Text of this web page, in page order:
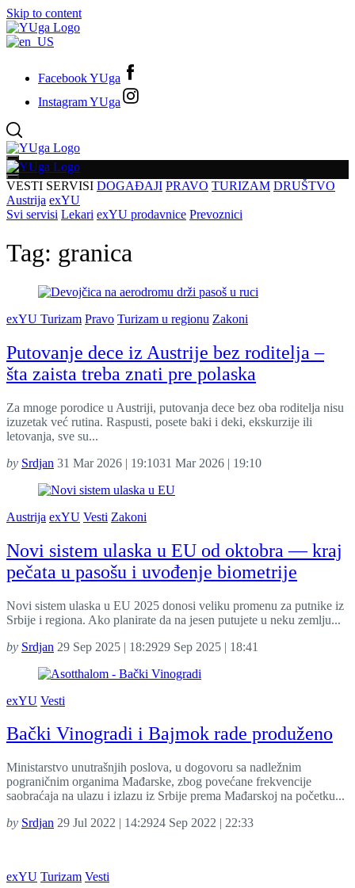
Skip to content
Facebook YUga
Instagram YUga
VESTI SERVISI DOGAĐAJI PRAVO TURIZAM DRUŠTVO
Austrija exYU
Svi servisi Lekari exYU prodavnice Prevoznici
Tag: granica
exYU Turizam Pravo Turizam u regionu Zakoni
Putovanje dece iz Austrije bez roditelja –
šta zaista treba znati pre polaska
Za mnoge porodice u Austriji, putovanja dece bez oba roditelja nisu
izuzetak već rutina. Raspusti, posete baki i deki, ekskurzije ili
letovanja, sve su...
by Srdjan 31 Mar 2026 | 19:1031 Mar 2026 | 19:10
Austrija exYU Vesti Zakoni
Novi sistem ulaska u EU od oktobra — kraj
pečata u pasošu i uvođenje biometrije
Novi sistem ulaska u EU 2025 donosi veliku promenu za putnike iz
Srbije i regiona. Ako planirate da na jesen putujete u neku zemlju...
by Srdjan 29 Sep 2025 | 18:2929 Sep 2025 | 18:41
exYU Vesti
Bački Vinogradi i Bajmok rade produženo
Ministarstvo unutrašnjih poslova, u dogovoru sa nadležnim
pograničnim organima Mađarske, zbog povećane frekvencije
saobraćaja na ulazu i izlazu iz Srbije prema Mađarskoj na početku...
by Srdjan 29 Jul 2022 | 14:2924 Sep 2022 | 22:33
exYU Turizam Vesti